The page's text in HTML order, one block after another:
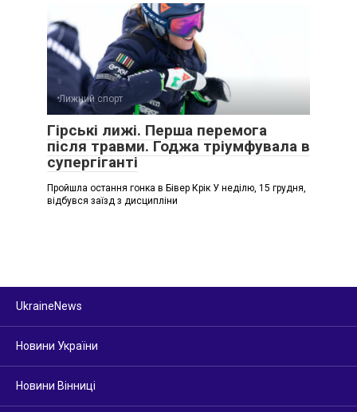
Лижний спорт
Гірські лижі. Перша перемога
після травми. Годжа тріумфувала в
супергіганті
Пройшла остання гонка в Бівер Крік У неділю, 15 грудня,
відбувся заїзд з дисципліни
UkraineNews
Новини України
Новини Вінниці